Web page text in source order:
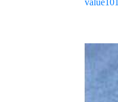
value101